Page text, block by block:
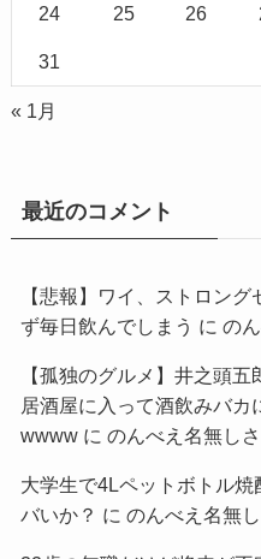
24 25 26
31
« 1月
最近のコメント
【悲報】ワイ、ストロン
ず毎日飲んでしまう に の
【孤独のグルメ】井之頭
居酒屋に入って酒飲みバカ
wwwwに のんべえ名無し
大学生で4Lペットボトル
バいか？ に のんべえ名無